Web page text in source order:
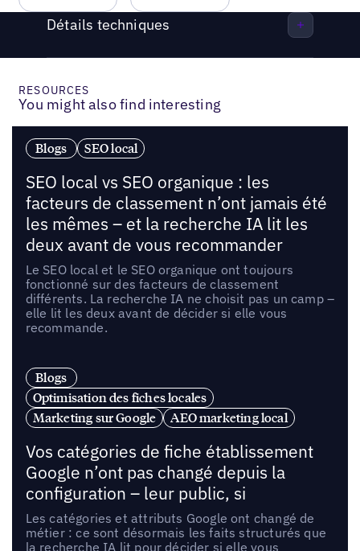
Détails techniques
RESOURCES
You might also find interesting
Blogs SEO local
SEO local vs SEO organique : les
facteurs de classement n’ont jamais été
les mêmes – et la recherche IA lit les
deux avant de vous recommander
Le SEO local et le SEO organique ont toujours
fonctionné sur des facteurs de classement
différents. La recherche IA ne choisit pas un camp –
elle lit les deux avant de décider si elle vous
recommande.
Blogs
Optimisation des fiches locales
Marketing sur Google
AEO marketing local
Vos catégories de fiche établissement
Google n’ont pas changé depuis la
configuration – leur public, si
Les catégories et attributs Google ont changé de
métier : ce sont désormais les faits structurés que
la recherche IA lit pour décider si elle vous